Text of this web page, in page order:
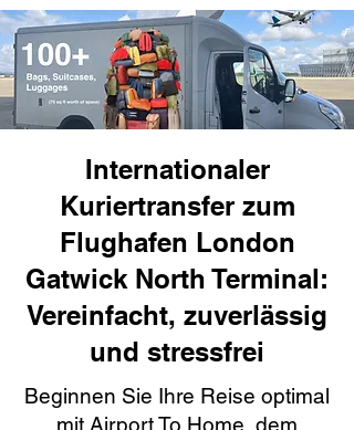
Internationaler
Kuriertransfer zum
Flughafen London
Gatwick North Terminal:
Vereinfacht, zuverlässig
und stressfrei
Beginnen Sie Ihre Reise optimal
mit Airport To Home, dem